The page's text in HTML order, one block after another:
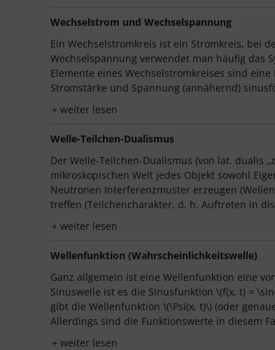
Wechselstrom und Wechselspannung
Ein Wechselstromkreis ist ein Stromkreis, bei
Wechselspannung verwendet man häufig das
Elemente eines Wechselstromkreises sind
Stromstärke und Spannung (annähernd)
weiter lesen
Welle-Teilchen-Dualismus
Der Welle-Teilchen-Dualismus (von lat. dualis
mikroskopischen Welt jedes Objekt sowohl
Neutronen Interferenzmuster erzeugen
treffen (Teilchencharakter, d. h. Auftreten in
weiter lesen
Wellenfunktion (Wahrscheinlichkeitswelle)
Ganz allgemein ist eine Wellenfunktion eine
Sinuswelle ist es die Sinusfunktion \(f(x, t) =
gibt die Wellenfunktion \(\Psi(x, t)\) (oder
Allerdings sind die Funktionswerte in diesem
weiter lesen